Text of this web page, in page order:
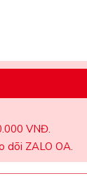
VNĐ.
dõi ZALO OA.